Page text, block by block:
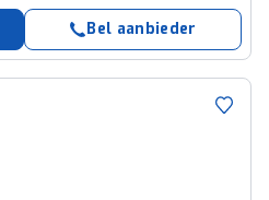
Bel aanbieder